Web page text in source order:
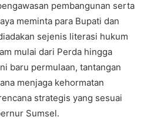
pembangunan serta
meminta para Bupati dan
sejenis literasi hukum
mulai dari Perda hingga
baru permulaan, tantangan
menjaga kehormatan
strategis yang sesuai
Sumsel.